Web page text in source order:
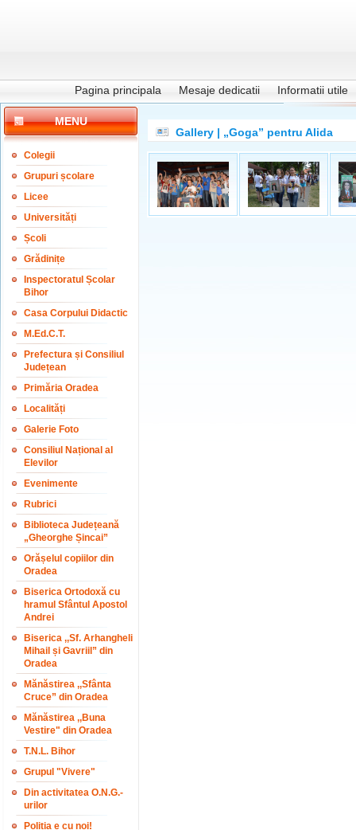
Pagina principala Mesaje dedicatii Informatii utile
MENU
Colegii
Grupuri școlare
Licee
Universități
Școli
Grădinițe
Inspectoratul Școlar
Bihor
Casa Corpului Didactic
M.Ed.C.T.
Prefectura și Consiliul
Județean
Primăria Oradea
Localități
Galerie Foto
Consiliul Național al
Elevilor
Evenimente
Rubrici
Biblioteca Județeană
„Gheorghe Șincai”
Orășelul copiilor din
Oradea
Biserica Ortodoxă cu
hramul Sfântul Apostol
Andrei
Biserica ,,Sf. Arhangheli
Mihail și Gavriil” din
Oradea
Mănăstirea ,,Sfânta
Cruce” din Oradea
Mănăstirea ,,Buna
Vestire" din Oradea
T.N.L. Bihor
Grupul "Vivere"
Din activitatea O.N.G.-
urilor
Poliția e cu noi!
Gallery | „Goga” pentru Alida